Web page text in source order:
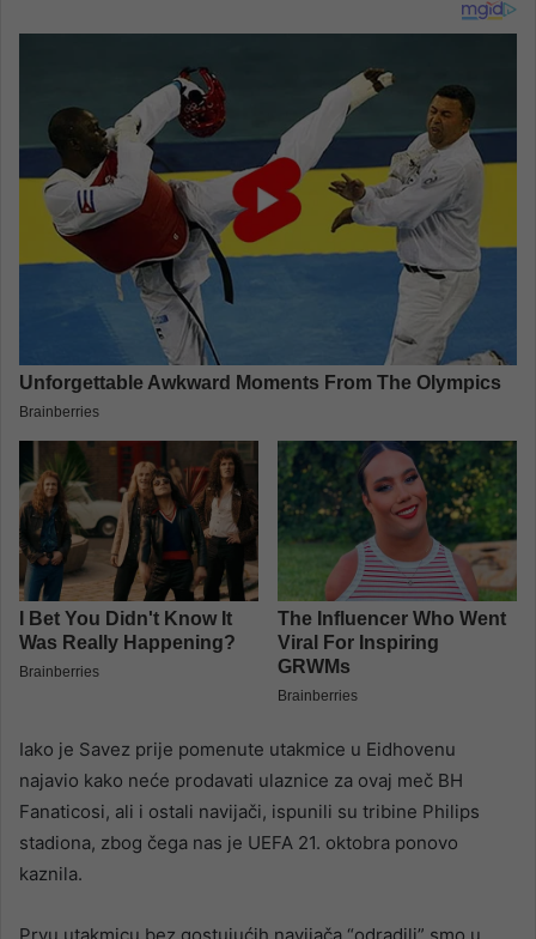
Iako je Savez prije pomenute utakmice u Eidhovenu
najavio kako neće prodavati ulaznice za ovaj meč BH
Fanaticosi, ali i ostali navijači, ispunili su tribine Philips
stadiona, zbog čega nas je UEFA 21. oktobra ponovo
kaznila.
Prvu utakmicu bez gostujućih navijača “odradili” smo u